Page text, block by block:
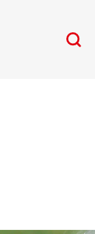
Cerca